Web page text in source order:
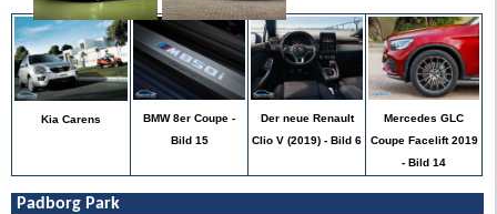
Kia Carens
BMW 8er Coupe -
Bild 15
Der neue Renault
Clio V (2019) - Bild 6
Mercedes GLC
Coupe Facelift 2019
- Bild 14
Padborg Park